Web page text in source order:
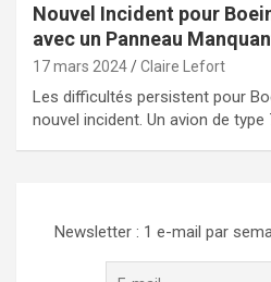
Nouvel Incident pour
avec un Panneau
17 mars 2024 Claire Lefort
Les difficultés persistent pour
nouvel incident. Un avion de type
Newsletter : 1 e-mail par